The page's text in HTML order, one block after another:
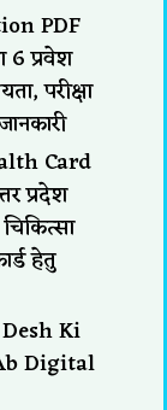
PDF
6 प्रवेश
परीक्षा
Card
प्रदेश
हेतु
Ki
Digital